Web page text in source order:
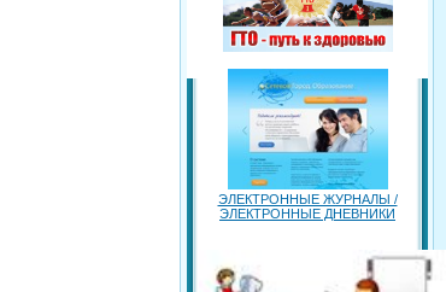
ЭЛЕКТРОННЫЕ ЖУРНАЛЫ /
ЭЛЕКТРОННЫЕ ДНЕВНИКИ